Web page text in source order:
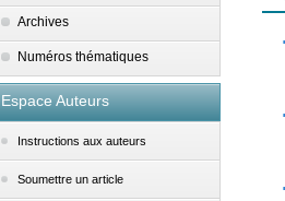
Archives
Numéros thématiques
Espace Auteurs
Instructions aux auteurs
Soumettre un article